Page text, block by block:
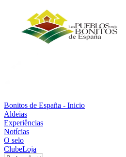
Bonitos de España - Inicio
Aldeias
Experiências
Notícias
O selo
ClubeLoja